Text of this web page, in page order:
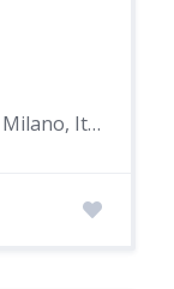
Milano, città metropolitana di Milano, Italia